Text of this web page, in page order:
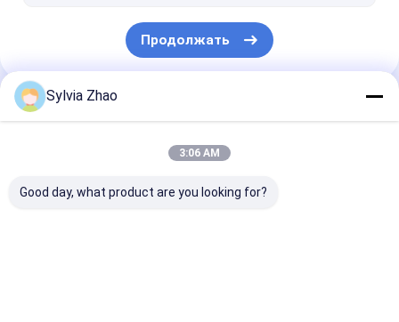
Шкафы пожарного рукава
Вьюрок пожарного рукава
Продолжать
Наши Категории
Sylvia Zhao
3:06 AM
Good day, what product are you looking for?